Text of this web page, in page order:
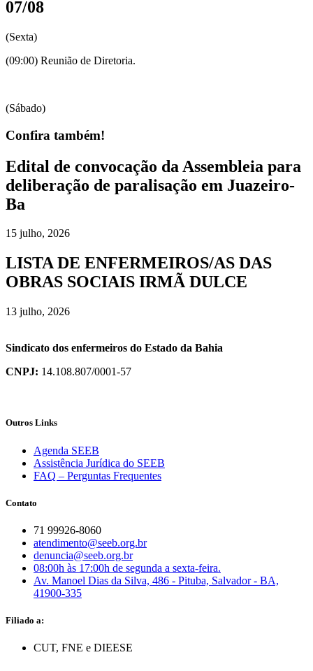
07/08
(Sexta)
(09:00) Reunião de Diretoria.
(Sábado)
Confira também!
Edital de convocação da Assembleia para
deliberação de paralisação em Juazeiro-
Ba
15 julho, 2026
LISTA DE ENFERMEIROS/AS DAS
OBRAS SOCIAIS IRMÃ DULCE
13 julho, 2026
Sindicato dos enfermeiros do Estado da Bahia
CNPJ: 14.108.807/0001-57
Outros Links
Agenda SEEB
Assistência Jurídica do SEEB
FAQ – Perguntas Frequentes
Contato
71 99926-8060
atendimento@seeb.org.br
denuncia@seeb.org.br
08:00h às 17:00h de segunda a sexta-feira.
Av. Manoel Dias da Silva, 486 - Pituba, Salvador - BA,
41900-335
Filiado a:
CUT, FNE e DIEESE